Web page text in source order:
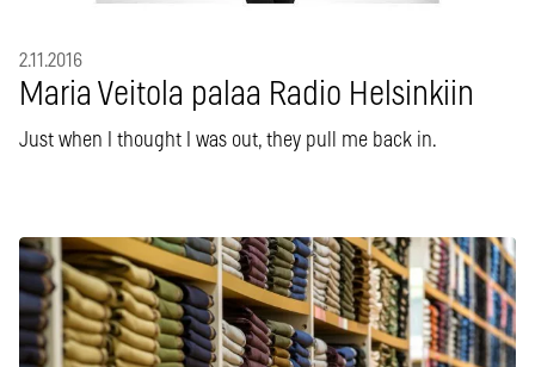
2.11.2016
Maria Veitola palaa Radio Helsinkiin
Just when I thought I was out, they pull me back in.